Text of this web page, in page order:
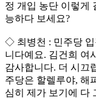
정 개입 농단 이렇게
능하다 보세요?
◇ 최병천 : 민주당
니다예요. 김건희 여
감사합니다. 더 시끄
주당은 할렐루야, 해
심히 제가 보기에 다